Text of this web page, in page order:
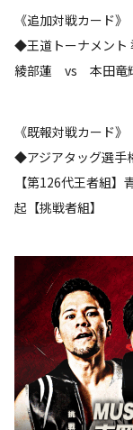
《追加対戦カード》
◆王道トーナメント
綾部蓮 vs 本田竜
《既報対戦カード》
◆アジアタッグ選手
【第126代王者組
起【挑戦者組】